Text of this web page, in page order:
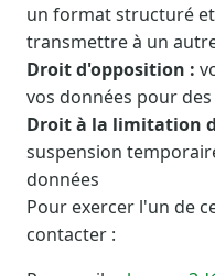
un format structuré
transmettre à un
Droit d'opposition :
vos données pour
Droit à la limitation
suspension
données
Pour exercer l'un de
contacter :